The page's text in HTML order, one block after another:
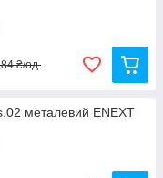
₴/од.
металевий ENEXT